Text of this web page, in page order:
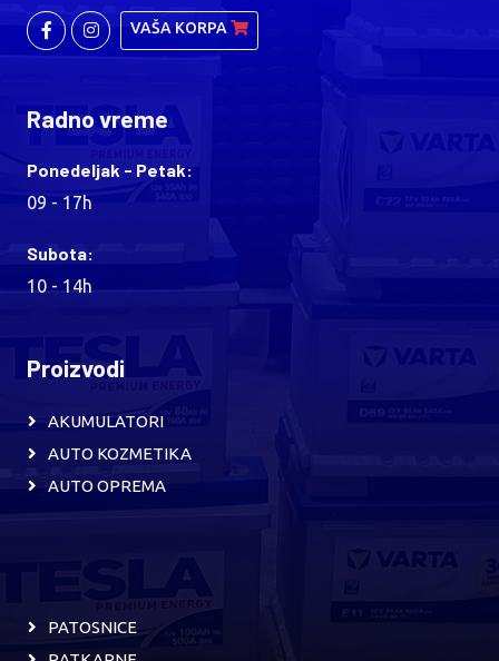
VAŠA KORPA
Radno vreme
Ponedeljak - Petak:
09 - 17h
Subota:
10 - 14h
Proizvodi
AKUMULATORI
AUTO KOZMETIKA
AUTO OPREMA
PATOSNICE